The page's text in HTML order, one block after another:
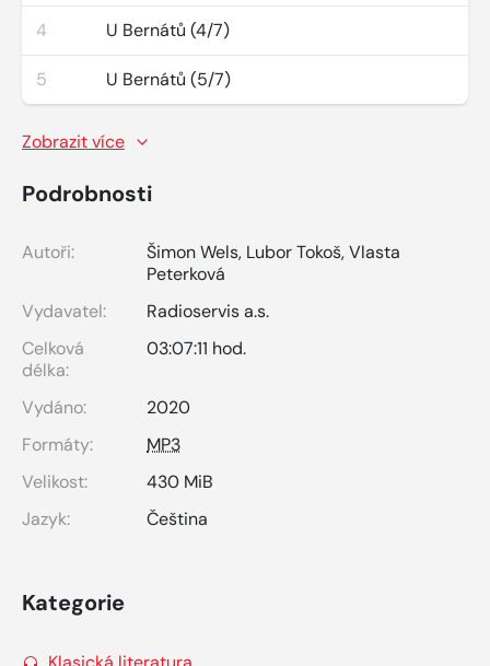
4 U Bernátů (4/7)
5 U Bernátů (5/7)
Zobrazit více
Podrobnosti
Autoři: Šimon Wels, Lubor Tokoš,Vlasta
Peterková
Vydavatel:
Radioservis a.s.
Celková
délka:
03:07:11 hod.
Vydáno:
2020
Formáty:
MP3
Velikost:
430 MiB
Jazyk:
Čeština
Kategorie